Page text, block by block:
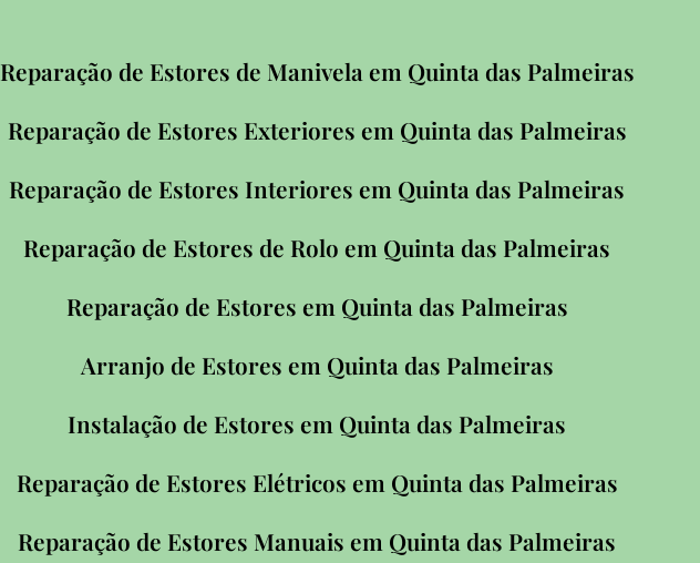
Reparação de Estores de Manivela em Quinta das Palmeiras
Reparação de Estores Exteriores em Quinta das Palmeiras
Reparação de Estores Interiores em Quinta das Palmeiras
Reparação de Estores de Rolo em Quinta das Palmeiras
Reparação de Estores em Quinta das Palmeiras
Arranjo de Estores em Quinta das Palmeiras
Instalação de Estores em Quinta das Palmeiras
Reparação de Estores Elétricos em Quinta das Palmeiras
Reparação de Estores Manuais em Quinta das Palmeiras